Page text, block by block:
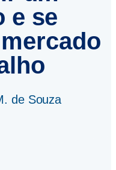
e se
de Souza